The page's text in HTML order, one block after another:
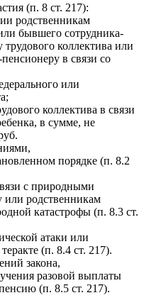
(п. 8 ст. 217):
родственникам
бывшего сотрудника-
коллектива или
в связи со
или
коллектива в связи
в сумме, не
порядке (п. 8.2
с природными
или родственникам
катастрофы (п. 8.3 ст.
атаки или
(п. 8.4 ст. 217).
закона,
разовой выплаты
(п. 8.5 ст. 217).